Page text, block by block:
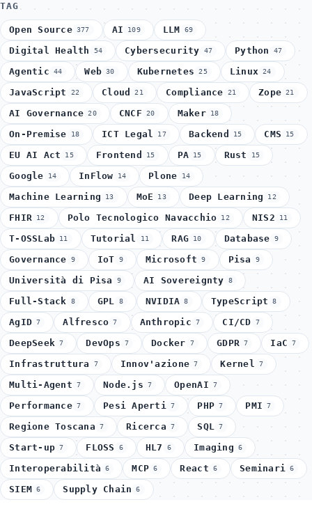
TAG
Open Source 377 AI 109 LLM 69
Digital Health 54 Cybersecurity 47 Python 47
Agentic 44 Web 30 Kubernetes 25 Linux 24
JavaScript 22 Cloud 21 Compliance 21 Zope 21
AI Governance 20 CNCF 20 Maker 18
On-Premise 18 ICT Legal 17 Backend 15 CMS 15
EU AI Act 15 Frontend 15 PA 15 Rust 15
Google 14 InFlow 14 Plone 14
Machine Learning 13 MoE 13 Deep Learning 12
FHIR 12 Polo Tecnologico Navacchio 12 NIS2 11
T-OSSLab 11 Tutorial 11 RAG 10 Database 9
Governance 9 IoT 9 Microsoft 9 Pisa 9
Università di Pisa 9 AI Sovereignty 8
Full-Stack 8 GPL 8 NVIDIA 8 TypeScript 8
AgID 7 Alfresco 7 Anthropic 7 CI/CD 7
DeepSeek 7 DevOps 7 Docker 7 GDPR 7 IaC 7
Infrastruttura 7 Innov'azione 7 Kernel 7
Multi-Agent 7 Node.js 7 OpenAI 7
Performance 7 Pesi Aperti 7 PHP 7 PMI 7
Regione Toscana 7 Ricerca 7 SQL 7
Start-up 7 FLOSS 6 HL7 6 Imaging 6
Interoperabilità 6 MCP 6 React 6 Seminari 6
SIEM 6 Supply Chain 6